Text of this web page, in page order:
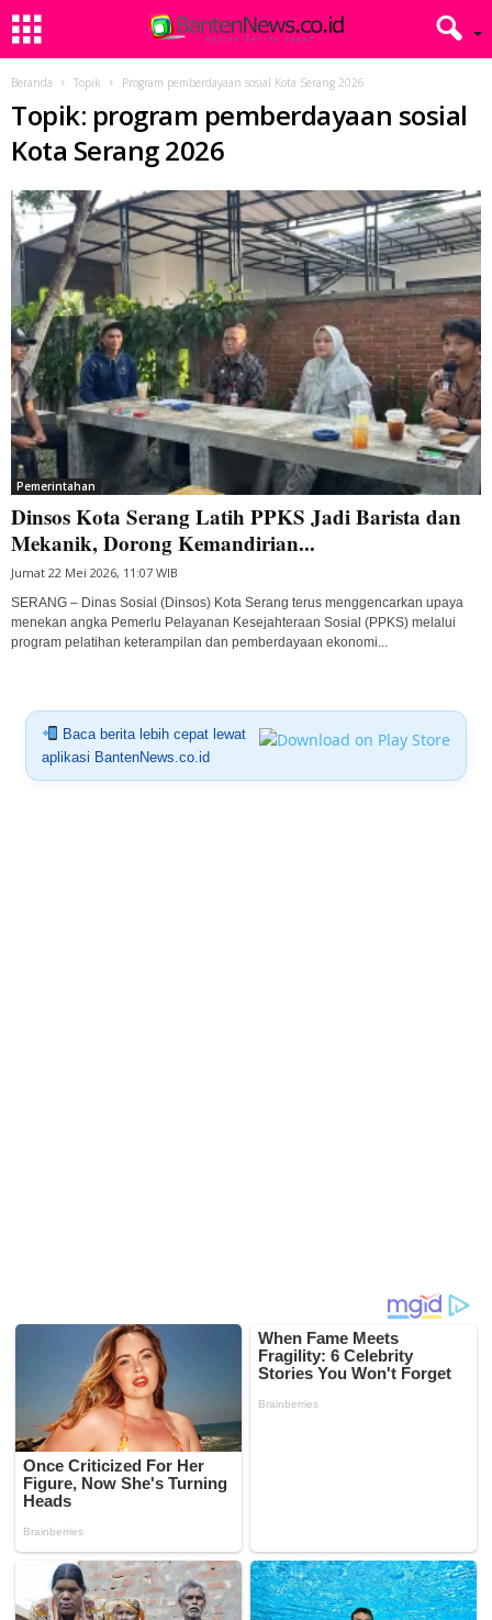
Beranda Topik Program pemberdayaan sosial Kota Serang 2026
Topik: program pemberdayaan sosial
Kota Serang 2026
Pemerintahan
Dinsos Kota Serang Latih PPKS Jadi Barista dan
Mekanik, Dorong Kemandirian...
Jumat 22 Mei 2026, 11:07 WIB
SERANG – Dinas Sosial (Dinsos) Kota Serang terus menggencarkan upaya
menekan angka Pemerlu Pelayanan Kesejahteraan Sosial (PPKS) melalui
program pelatihan keterampilan dan pemberdayaan ekonomi...
Baca berita lebih cepat lewat
aplikasi BantenNews.co.id